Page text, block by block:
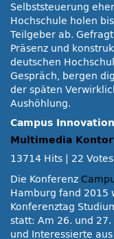
Selbststeuerung
Hochschule holen
Teilgeber ab.
Präsenz und
deutschen
Gespräch, bergen
der späten
Aushöhlung.
Campus
Multimedia Kontor
13714 Hits
22 Votes
Die Konferenz
Hamburg fand 2015
Konferenztag
statt: Am 26. und
und Interessierte